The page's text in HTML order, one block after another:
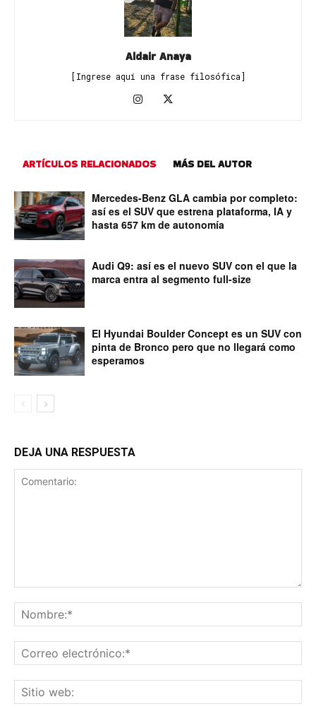
Aldair Anaya
[Ingrese aquí una frase filosófica]
ARTÍCULOS RELACIONADOS MÁS DEL AUTOR
Mercedes-Benz GLA cambia por completo:
así es el SUV que estrena plataforma, IA y
hasta 657 km de autonomía
Audi Q9: así es el nuevo SUV con el que la
marca entra al segmento full-size
El Hyundai Boulder Concept es un SUV con
pinta de Bronco pero que no llegará como
esperamos
DEJA UNA RESPUESTA